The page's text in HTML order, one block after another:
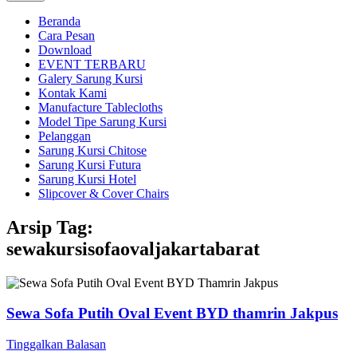
Beranda
Cara Pesan
Download
EVENT TERBARU
Galery Sarung Kursi
Kontak Kami
Manufacture Tablecloths
Model Tipe Sarung Kursi
Pelanggan
Sarung Kursi Chitose
Sarung Kursi Futura
Sarung Kursi Hotel
Slipcover & Cover Chairs
Arsip Tag:
sewakursisofaovaljakartabarat
Sewa Sofa Putih Oval Event BYD thamrin Jakpus
Tinggalkan Balasan